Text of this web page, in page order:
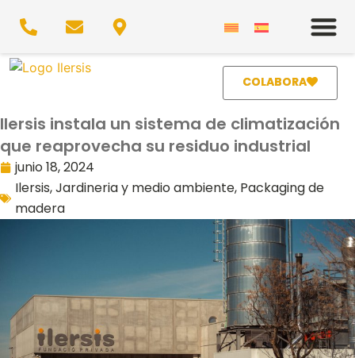
COLABORA
Ilersis instala un sistema de climatización
que reaprovecha su residuo industrial
junio 18, 2024
Ilersis,Jardineria y medio ambiente, Packaging de
madera